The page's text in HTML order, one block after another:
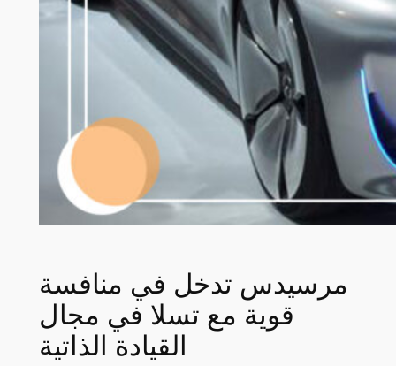
مرسيدس تدخل في منافسة
قوية مع تسلا في مجال
القيادة الذاتية